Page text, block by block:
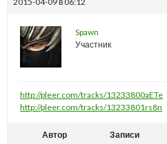
Spawn
Участник
http://pleer.com/tracks/13233800aETe
http://pleer.com/tracks/13233801rs8n
Автор Записи